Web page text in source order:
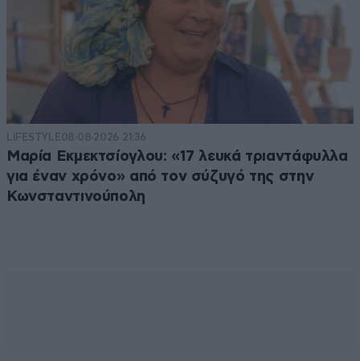
LIFESTYLE08·08·2026 21:36
Μαρία Εκμεκτσίογλου: «17 λευκά τριαντάφυλλα
για έναν χρόνο» από τον σύζυγό της στην
Κωνσταντινούπολη